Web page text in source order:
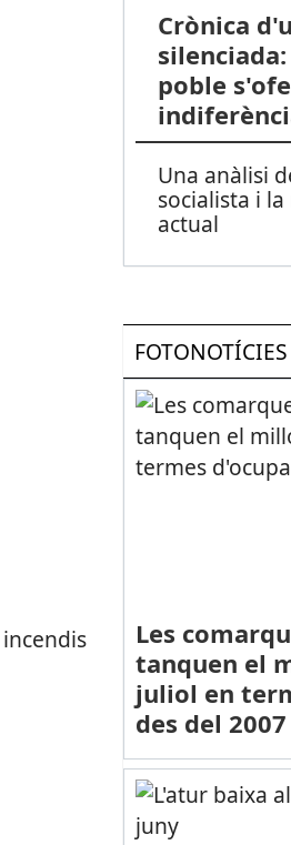
Crònica
poble
Una anàlisi
socialista i
actual
FOTONOTÍCIES
Les
tanquen el
juliol en
des del 2007